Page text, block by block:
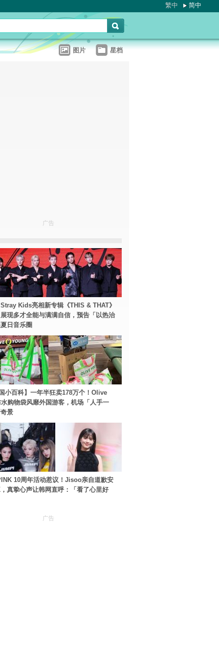
繁中 简中
图片 星档
广告
Kids亮相新专辑《THIS & THAT》
现多才全能与满满自信，预告「以热治
日音乐圈
小百科】一年半狂卖178万个！Olive
购物袋风靡外国游客，机场「人手一
景
10周年活动惹议！Jisoo亲自道歉安
真挚心声让韩网直呼：「看了心里好
广告